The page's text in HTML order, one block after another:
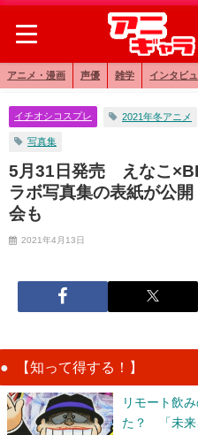
アニメ・漫画 声優 雑学 インタビ
イチオシコスプレ 2021年冬アニメ
写真集
5月31日発売 えなこ
ラボ写真集の表紙が公
会も
2021年4月13日
【知って得する！】
リモート飲
た？ 「未来